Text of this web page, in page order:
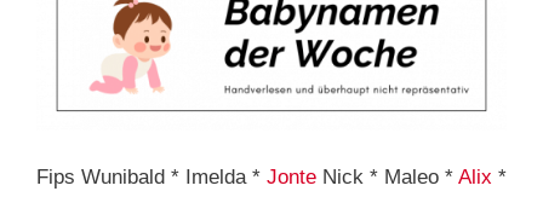
Fips Wunibald * Imelda * Jonte Nick * Maleo * Alix *